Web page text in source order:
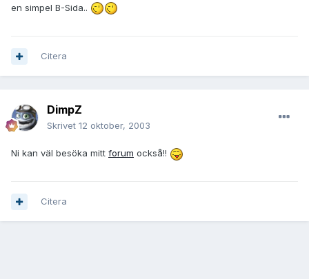
en simpel B-Sida..
Citera
DimpZ
Skrivet 12 oktober, 2003
Ni kan väl besöka mitt forum också!!
Citera